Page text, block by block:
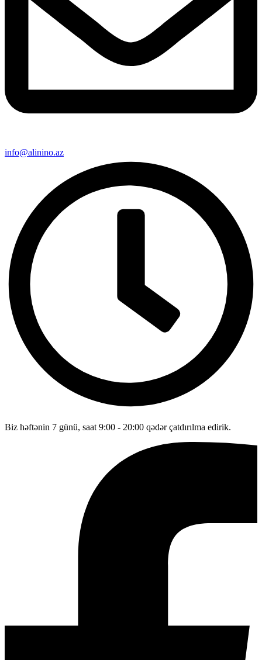
info@alinino.az
Biz həftənin 7 günü, saat 9:00 - 20:00 qədər çatdırılma edirik.